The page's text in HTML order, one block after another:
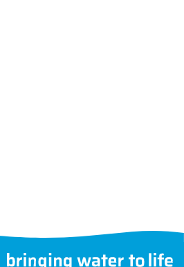
en eventuele bezorgkosten,